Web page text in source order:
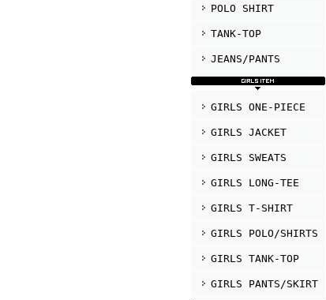
POLO SHIRT
TANK-TOP
JEANS/PANTS
GIRLS ONE-PIECE
GIRLS JACKET
GIRLS SWEATS
GIRLS LONG-TEE
GIRLS T-SHIRT
GIRLS POLO/SHIRTS
GIRLS TANK-TOP
GIRLS PANTS/SKIRT